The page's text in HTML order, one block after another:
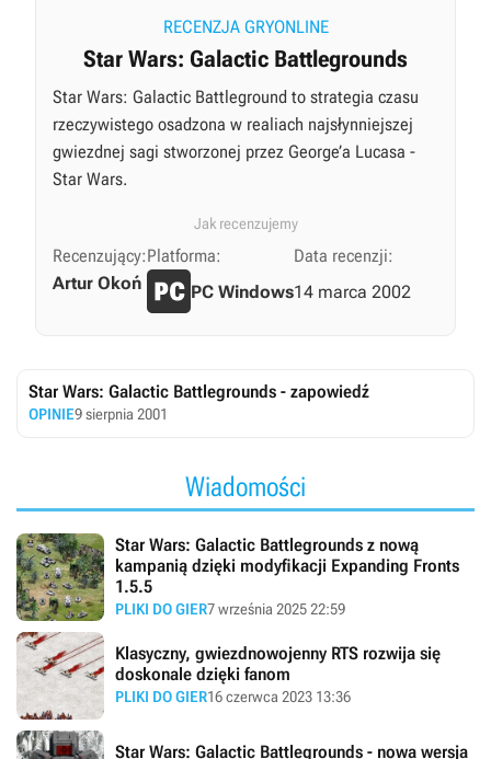
RECENZJA GRYONLINE
Star Wars: Galactic Battlegrounds
Star Wars: Galactic Battleground to strategia czasu
rzeczywistego osadzona w realiach najsłynniejszej
gwiezdnej sagi stworzonej przez George’a Lucasa -
Star Wars.
Jak recenzujemy
Recenzujący:
Artur Okoń
Platforma:
PC Windows
Data recenzji:
14 marca 2002
Star Wars: Galactic Battlegrounds - zapowiedź
OPINIE9 sierpnia 2001
Wiadomości
Star Wars: Galactic Battlegrounds z nową
kampanią dzięki modyfikacji Expanding Fronts
1.5.5
PLIKI DO GIER7 września 2025 22:59
Klasyczny, gwiezdnowojenny RTS rozwija się
doskonale dzięki fanom
PLIKI DO GIER16 czerwca 2023 13:36
Star Wars: Galactic Battlegrounds - nowa wersja